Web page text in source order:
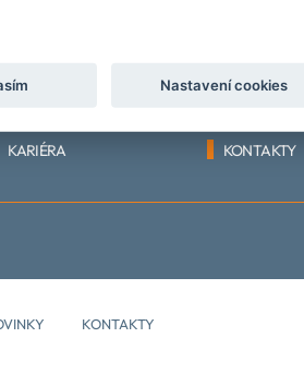
SORTIMENT
KARIÉRA
DOKUMENTY
KONTAKTY
KONTAKTY
Nastavení cookies